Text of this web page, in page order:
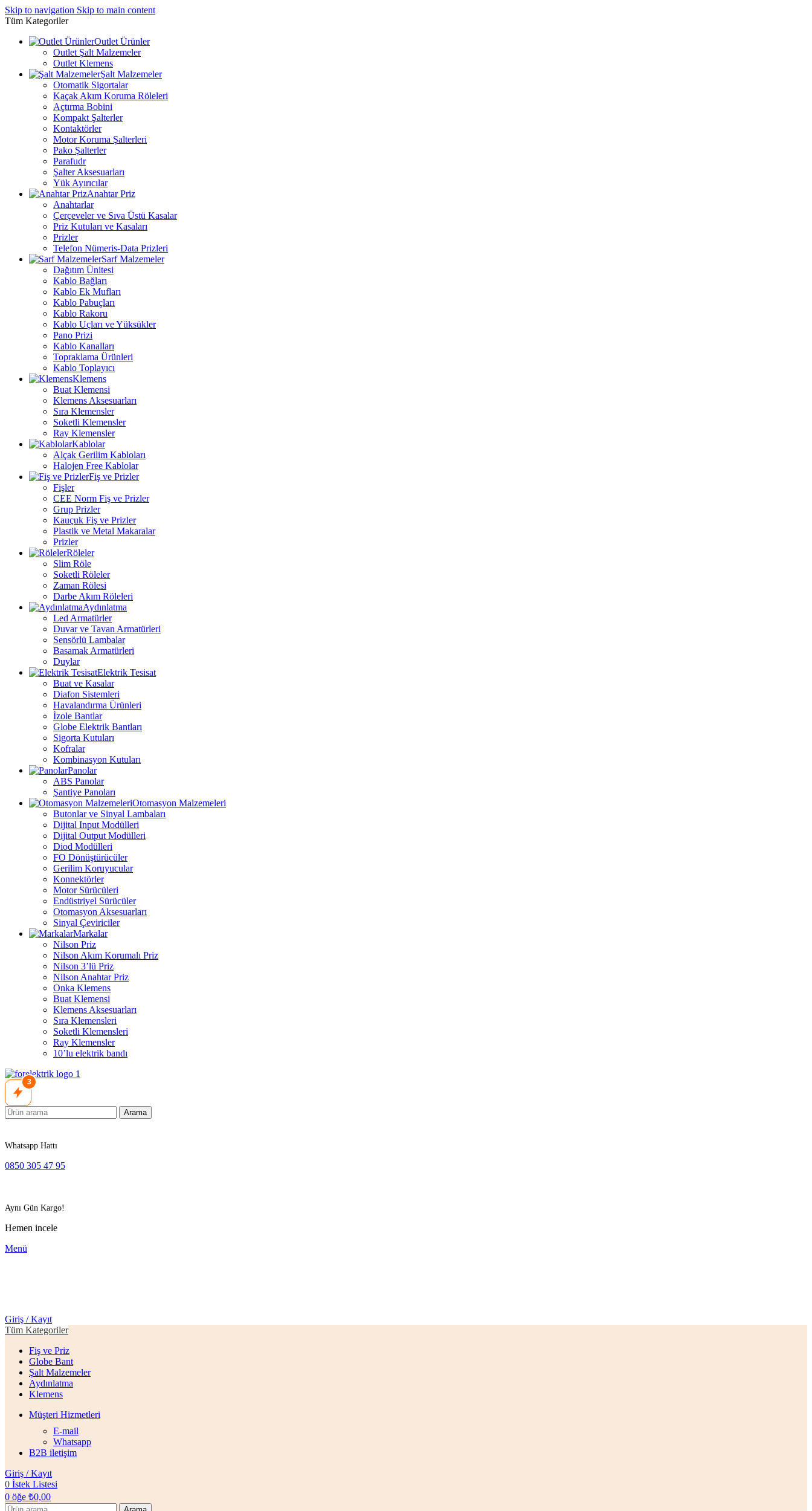
Skip to navigation Skip to main content
Tüm Kategoriler
Outlet Ürünler
Outlet Şalt Malzemeler
Outlet Klemens
Şalt Malzemeler
Otomatik Sigortalar
Kaçak Akım Koruma Röleleri
Açtırma Bobini
Kompakt Şalterler
Kontaktörler
Motor Koruma Şalterleri
Pako Şalterler
Parafudr
Şalter Aksesuarları
Yük Ayırıcılar
Anahtar Priz
Anahtarlar
Çerçeveler ve Sıva Üstü Kasalar
Priz Kutuları ve Kasaları
Prizler
Telefon Nümeris-Data Prizleri
Sarf Malzemeler
Dağıtım Ünitesi
Kablo Bağları
Kablo Ek Mufları
Kablo Pabuçları
Kablo Rakoru
Kablo Uçları ve Yüksükler
Pano Prizi
Kablo Kanalları
Topraklama Ürünleri
Kablo Toplayıcı
Klemens
Buat Klemensi
Klemens Aksesuarları
Sıra Klemensler
Soketli Klemensler
Ray Klemensler
Kablolar
Alçak Gerilim Kabloları
Halojen Free Kablolar
Fiş ve Prizler
Fişler
CEE Norm Fiş ve Prizler
Grup Prizler
Kauçuk Fiş ve Prizler
Plastik ve Metal Makaralar
Prizler
Röleler
Slim Röle
Soketli Röleler
Zaman Rölesi
Darbe Akım Röleleri
Aydınlatma
Led Armatürler
Duvar ve Tavan Armatürleri
Sensörlü Lambalar
Basamak Armatürleri
Duylar
Elektrik Tesisat
Buat ve Kasalar
Diafon Sistemleri
Havalandırma Ürünleri
İzole Bantlar
Globe Elektrik Bantları
Sigorta Kutuları
Kofralar
Kombinasyon Kutuları
Panolar
ABS Panolar
Şantiye Panoları
Otomasyon Malzemeleri
Butonlar ve Sinyal Lambaları
Dijital Input Modülleri
Dijital Output Modülleri
Diod Modülleri
FO Dönüştürücüler
Gerilim Koruyucular
Konnektörler
Motor Sürücüleri
Endüstriyel Sürücüler
Otomasyon Aksesuarları
Sinyal Çeviriciler
Markalar
Nilson Priz
Nilson Akım Korumalı Priz
Nilson 3’lü Priz
Nilson Anahtar Priz
Onka Klemens
Buat Klemensi
Klemens Aksesuarları
Sıra Klemensleri
Soketli Klemensleri
Ray Klemensler
10’lu elektrik bandı
3
Arama
Whatsapp Hattı
0850 305 47 95
Aynı Gün Kargo!
Hemen incele
Menü
Giriş / Kayıt
Tüm Kategoriler
Fiş ve Priz
Globe Bant
Şalt Malzemeler
Aydınlatma
Klemens
Müşteri Hizmetleri
E-mail
Whatsapp
B2B iletişim
Giriş / Kayıt
0 İstek Listesi
0 öğe ₺0,00